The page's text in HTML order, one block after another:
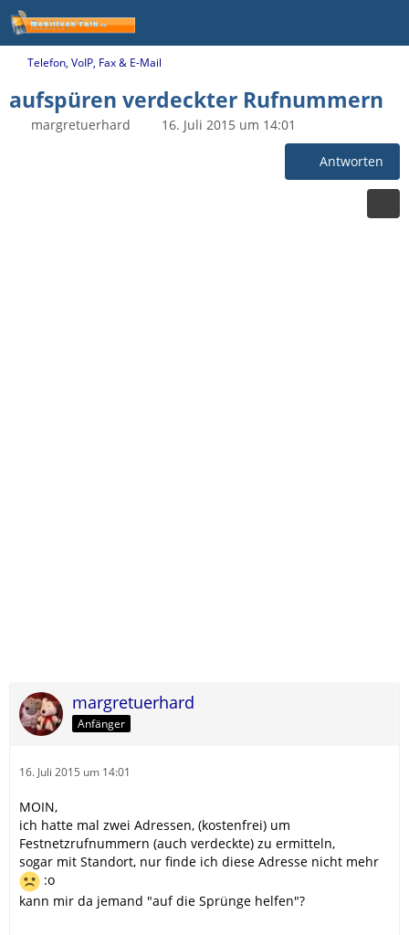
Telefon, VoIP, Fax & E-Mail
aufspüren verdeckter Rufnummern
margretuerhard 16. Juli 2015 um 14:01
Antworten
margretuerhard
Anfänger
16. Juli 2015 um 14:01
MOIN,
ich hatte mal zwei Adressen, (kostenfrei) um
Festnetzrufnummern (auch verdeckte) zu ermitteln,
sogar mit Standort, nur finde ich diese Adresse nicht mehr
:o
kann mir da jemand "auf die Sprünge helfen"?